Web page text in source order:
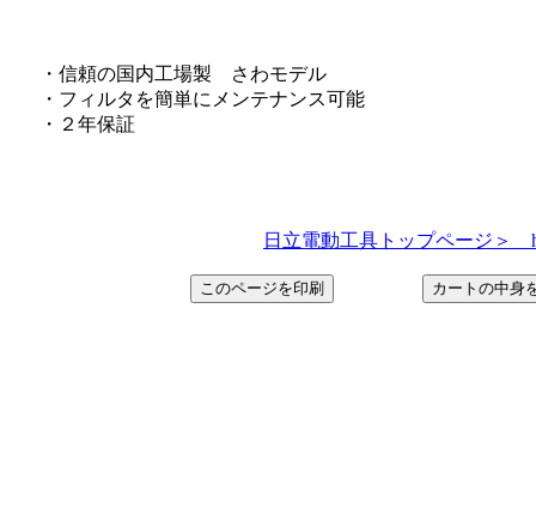
・信頼の国内工場製 さわモデル
・フィルタを簡単にメンテナンス可能
・２年保証
日立電動工具トップページ＞